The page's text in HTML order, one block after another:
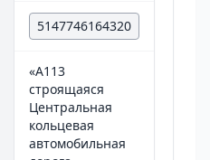
5147746164320
«А113
строящаяся
Центральная
кольцевая
автомобильная